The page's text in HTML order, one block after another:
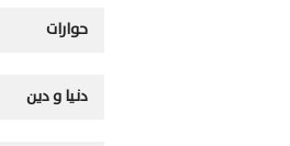
حوارات
دنيا و دين